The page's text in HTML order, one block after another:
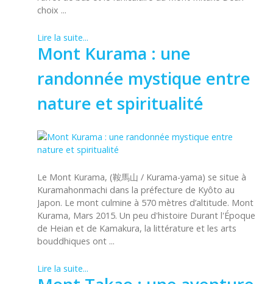
choix ...
Lire la suite...
Mont Kurama : une
randonnée mystique entre
nature et spiritualité
Le Mont Kurama, (鞍馬山 / Kurama-yama) se situe à
Kuramahonmachi dans la préfecture de Kyôto au
Japon. Le mont culmine à 570 mètres d’altitude. Mont
Kurama, Mars 2015. Un peu d'histoire Durant l'Époque
de Heian et de Kamakura, la littérature et les arts
bouddhiques ont ...
Lire la suite...